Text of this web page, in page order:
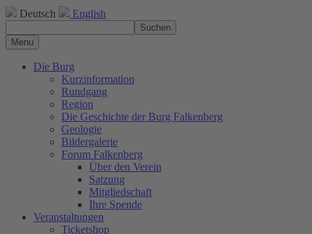
Deutsch English
Suchen
Menu
Die Burg
Kurzinformation
Rundgang
Region
Die Geschichte der Burg Falkenberg
Geologie
Bildergalerie
Forum Falkenberg
Über den Verein
Satzung
Mitgliedschaft
Ihre Spende
Veranstaltungen
Ticketshop